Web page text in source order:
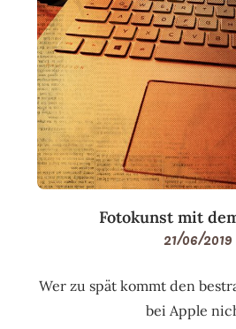
Fotokunst mit
21/06/2019
Wer zu spät kommt den
bei Apple